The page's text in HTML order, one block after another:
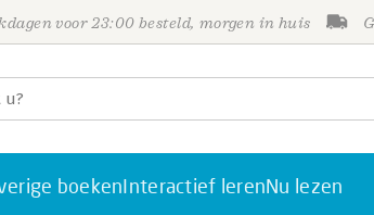
voor 23:00 besteld, morgen in huis
boekenInteractief lerenNu lezen